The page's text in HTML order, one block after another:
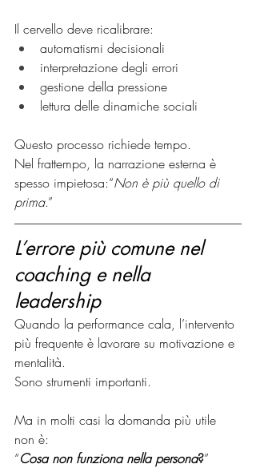
Il cervello deve ricalibrare:
automatismi decisionali
interpretazione degli errori
gestione della pressione
lettura delle dinamiche sociali
Questo processo richiede tempo.
Nel frattempo, la narrazione esterna è
spesso impietosa:“Non è più quello di
prima.”
L’errore più comune nel
coaching e nella
leadership
Quando la performance cala, l’intervento
più frequente è lavorare su motivazione e
mentalità.
Sono strumenti importanti.
Ma in molti casi la domanda più utile
non è:
“Cosa non funziona nella persona?”